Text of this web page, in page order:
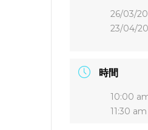
26/03/
23/04/
時間
10:00
11:30 am